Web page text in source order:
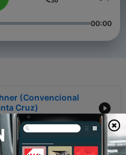
00:00
(Convencional
Cruz)
(Convencional